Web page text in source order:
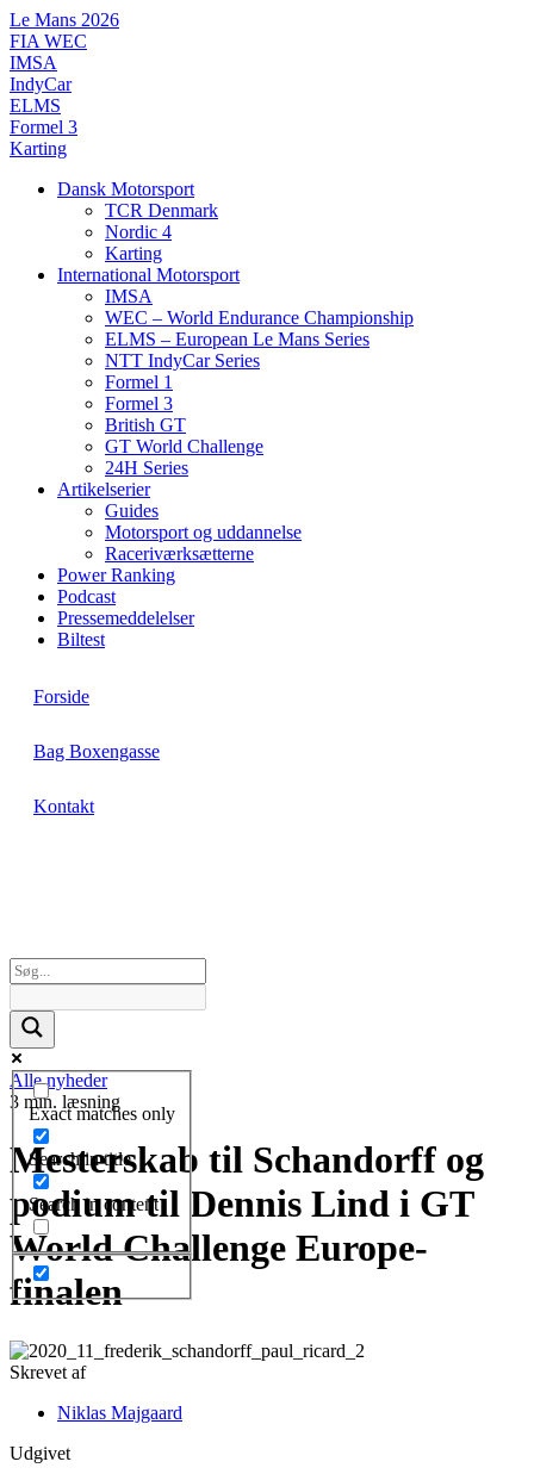
Videre
til
indhold
Le Mans 2026
FIA WEC
IMSA
IndyCar
ELMS
Formel 3
Karting
Dansk Motorsport
TCR Denmark
Nordic 4
Karting
International Motorsport
IMSA
WEC – World Endurance Championship
ELMS – European Le Mans Series
NTT IndyCar Series
Formel 1
Formel 3
British GT
GT World Challenge
24H Series
Artikelserier
Guides
Motorsport og uddannelse
Raceriværksætterne
Power Ranking
Podcast
Pressemeddelelser
Biltest
Forside
Bag Boxengasse
Kontakt
Exact matches only
Search in title
Search in content
Alle nyheder
3 min. læsning
Mesterskab til Schandorff og
podium til Dennis Lind i GT
World Challenge Europe-
finalen
Skrevet af
Niklas Majgaard
Udgivet